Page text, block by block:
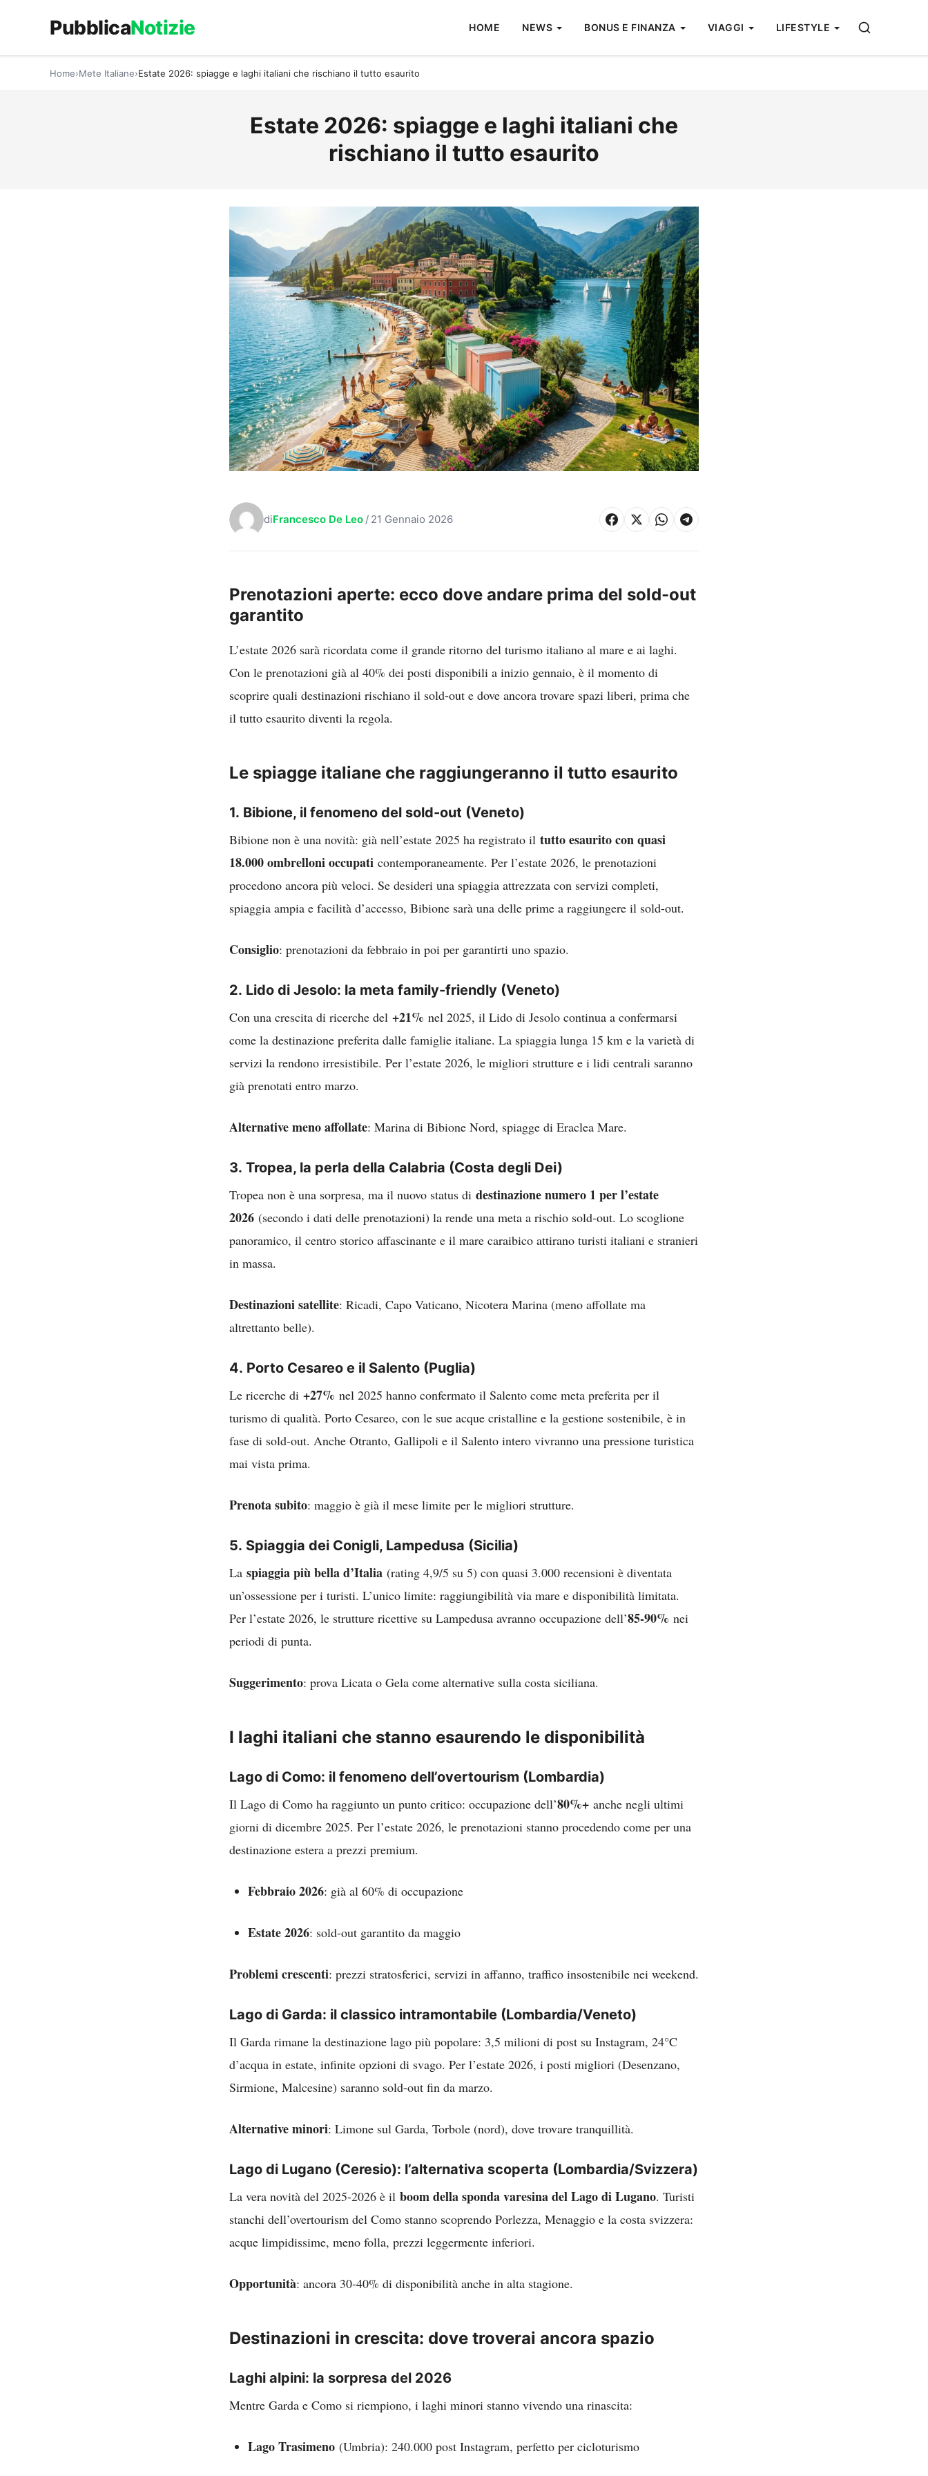
PubblicaNotizie HOME NEWS BONUS E FINANZA VIAGGI LIFESTYLE
Home Mete Italiane Estate 2026: spiagge e laghi italiani che rischiano il tutto esaurito
Estate 2026: spiagge e laghi italiani che
rischiano il tutto esaurito
diFrancesco De Leo / 21 Gennaio 2026
Prenotazioni aperte: ecco dove andare prima del sold-out
garantito
L’estate 2026 sarà ricordata come il grande ritorno del turismo italiano al mare e ai laghi.
Con le prenotazioni già al 40% dei posti disponibili a inizio gennaio, è il momento di
scoprire quali destinazioni rischiano il sold-out e dove ancora trovare spazi liberi, prima che
il tutto esaurito diventi la regola.
Le spiagge italiane che raggiungeranno il tutto esaurito
1. Bibione, il fenomeno del sold-out (Veneto)
Bibione non è una novità: già nell’estate 2025 ha registrato il tutto esaurito con quasi
18.000 ombrelloni occupati contemporaneamente. Per l’estate 2026, le prenotazioni
procedono ancora più veloci. Se desideri una spiaggia attrezzata con servizi completi,
spiaggia ampia e facilità d’accesso, Bibione sarà una delle prime a raggiungere il sold-out.
Consiglio: prenotazioni da febbraio in poi per garantirti uno spazio.
2. Lido di Jesolo: la meta family-friendly (Veneto)
Con una crescita di ricerche del +21% nel 2025, il Lido di Jesolo continua a confermarsi
come la destinazione preferita dalle famiglie italiane. La spiaggia lunga 15 km e la varietà di
servizi la rendono irresistibile. Per l’estate 2026, le migliori strutture e i lidi centrali saranno
già prenotati entro marzo.
Alternative meno affollate: Marina di Bibione Nord, spiagge di Eraclea Mare.
3. Tropea, la perla della Calabria (Costa degli Dei)
Tropea non è una sorpresa, ma il nuovo status di destinazione numero 1 per l’estate
2026 (secondo i dati delle prenotazioni) la rende una meta a rischio sold-out. Lo scoglione
panoramico, il centro storico affascinante e il mare caraibico attirano turisti italiani e stranieri
in massa.
Destinazioni satellite: Ricadi, Capo Vaticano, Nicotera Marina (meno affollate ma
altrettanto belle).
4. Porto Cesareo e il Salento (Puglia)
Le ricerche di +27% nel 2025 hanno confermato il Salento come meta preferita per il
turismo di qualità. Porto Cesareo, con le sue acque cristalline e la gestione sostenibile, è in
fase di sold-out. Anche Otranto, Gallipoli e il Salento intero vivranno una pressione turistica
mai vista prima.
Prenota subito: maggio è già il mese limite per le migliori strutture.
5. Spiaggia dei Conigli, Lampedusa (Sicilia)
La spiaggia più bella d’Italia (rating 4,9/5 su 5) con quasi 3.000 recensioni è diventata
un’ossessione per i turisti. L’unico limite: raggiungibilità via mare e disponibilità limitata.
Per l’estate 2026, le strutture ricettive su Lampedusa avranno occupazione dell’85-90% nei
periodi di punta.
Suggerimento: prova Licata o Gela come alternative sulla costa siciliana.
I laghi italiani che stanno esaurendo le disponibilità
Lago di Como: il fenomeno dell’overtourism (Lombardia)
Il Lago di Como ha raggiunto un punto critico: occupazione dell’80%+ anche negli ultimi
giorni di dicembre 2025. Per l’estate 2026, le prenotazioni stanno procedendo come per una
destinazione estera a prezzi premium.
Febbraio 2026: già al 60% di occupazione
Estate 2026: sold-out garantito da maggio
Problemi crescenti: prezzi stratosferici, servizi in affanno, traffico insostenibile nei weekend.
Lago di Garda: il classico intramontabile (Lombardia/Veneto)
Il Garda rimane la destinazione lago più popolare: 3,5 milioni di post su Instagram, 24°C
d’acqua in estate, infinite opzioni di svago. Per l’estate 2026, i posti migliori (Desenzano,
Sirmione, Malcesine) saranno sold-out fin da marzo.
Alternative minori: Limone sul Garda, Torbole (nord), dove trovare tranquillità.
Lago di Lugano (Ceresio): l’alternativa scoperta (Lombardia/Svizzera)
La vera novità del 2025-2026 è il boom della sponda varesina del Lago di Lugano. Turisti
stanchi dell’overtourism del Como stanno scoprendo Porlezza, Menaggio e la costa svizzera:
acque limpidissime, meno folla, prezzi leggermente inferiori.
Opportunità: ancora 30-40% di disponibilità anche in alta stagione.
Destinazioni in crescita: dove troverai ancora spazio
Laghi alpini: la sorpresa del 2026
Mentre Garda e Como si riempiono, i laghi minori stanno vivendo una rinascita:
Lago Trasimeno (Umbria): 240.000 post Instagram, perfetto per cicloturismo